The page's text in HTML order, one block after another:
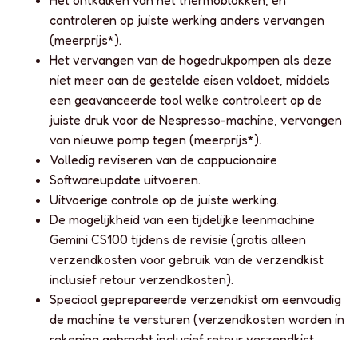
controleren op juiste werking anders vervangen
(meerprijs*).
Het vervangen van de hogedrukpompen als deze
niet meer aan de gestelde eisen voldoet, middels
een geavanceerde tool welke controleert op de
juiste druk voor de Nespresso-machine, vervangen
van nieuwe pomp tegen (meerprijs*).
Volledig reviseren van de cappucionaire
Softwareupdate uitvoeren.
Uitvoerige controle op de juiste werking.
De mogelijkheid van een tijdelijke leenmachine
Gemini CS100 tijdens de revisie (gratis alleen
verzendkosten voor gebruik van de verzendkist
inclusief retour verzendkosten).
Speciaal geprepareerde verzendkist om eenvoudig
de machine te versturen (verzendkosten worden in